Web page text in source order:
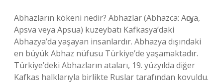
Abhazların kökeni nedir? Abhazlar (Abhazca: Аҧсуа,
Apsva veya Apsua) kuzeybatı Kafkasya’daki
Abhazya’da yaşayan insanlardır. Abhazya dışındaki
en büyük Abhaz nüfusu Türkiye’de yaşamaktadır.
Türkiye’deki Abhazların ataları, 19. yüzyılda diğer
Kafkas halklarıyla birlikte Ruslar tarafından kovuldu.